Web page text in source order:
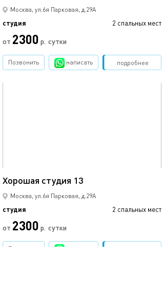
Москва, ул.6я Парковая, д.29А
студия 2 спальных мест
от 2300 р. сутки
подробнее
Позвонить написать Забронировать
Хорошая студия 13
Москва, ул.6я Парковая, д.29А
студия 2 спальных мест
от 2300 р. сутки
Позвонить